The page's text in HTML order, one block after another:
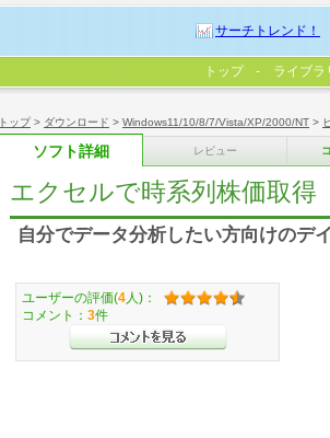
トップ> ダウンロード > Windows11/10/8/7/Vista/XP/2000/NT >
ソフト詳細 レビュー
エクセルで時系列株価取得
自分でデータ分析したい方向けのデ
ユーザーの評価(4 人)：
コメント： 3件
サーチトレンド！
トップ ライブラ